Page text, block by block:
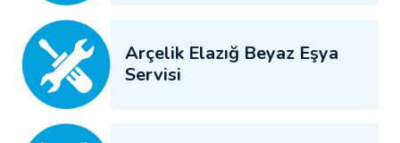
Arçelik Elazığ Beyaz Eşya
Servisi